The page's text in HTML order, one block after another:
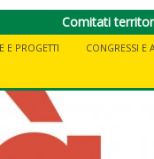
Comitati
E PROGETTI
CONGRESSI E